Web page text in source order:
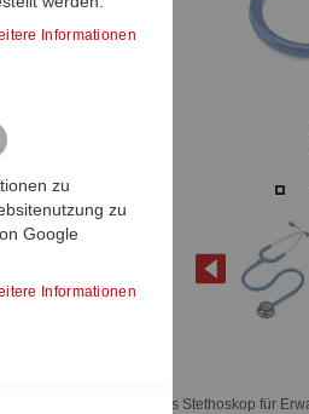
Analoges Stethoskop für
DIESEN
ARTIKEL
ENTFERNEN
Informationen
zu
zu
Google
Informationen